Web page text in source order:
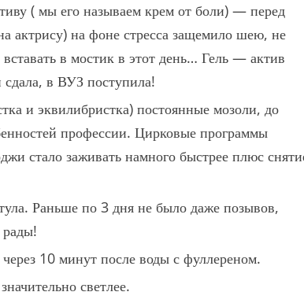
( мы его называем крем от боли) — перед
актрису) на фоне стресса защемило шею, не
в мостик в этот день… Гель — актив
в ВУЗ поступила!
и эквилибристка) постоянные мозоли, до
профессии. Цирковые программы
стало заживать намного быстрее плюс
Раньше по 3 дня не было даже позывов,
рады!
10 минут после воды с фуллереном.
светлее.